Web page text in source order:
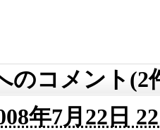
のコメント(2
年7月22日